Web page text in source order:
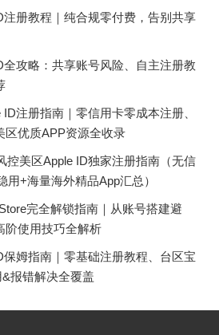
注册教程｜纯合规零付费，告别共享
全攻略：共享账号风险、自主注册教
注册指南｜零信用卡零成本注册、
区优质APP资源全收录
控美区Apple ID独家注册指南（无信
用+海量海外精品App汇总）
完全解锁指南｜从账号搭建避
阶使用技巧全解析
保姆指南｜零基础注册教程、台区宝
报错解决全覆盖